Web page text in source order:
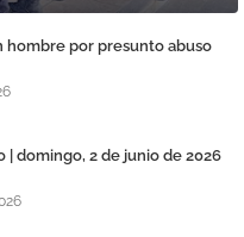
hombre por presunto abuso
| domingo, 2 de junio de 2026